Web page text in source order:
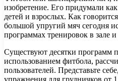
изобретение. Его придумали
детей и взрослых. Как
большой упругий мяч сегодня
программах тренировок в зале
Существуют десятки программ
использованием фитбола,
пользователей. Представьте
упражнения для грудничков от